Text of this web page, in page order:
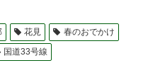
花見
春のおでかけ
国道33号線